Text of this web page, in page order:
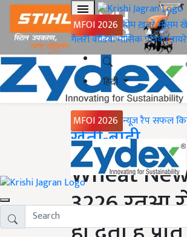
MFOI 2026 होमख़बरेंमौसम
गैलरीवीडियोमासिक पत्रिका
हिंदी
MFOI 2026 न्यूज़ रैपसफल
Home
खेती-बाड़ी
Wheat
3226 रतुआ